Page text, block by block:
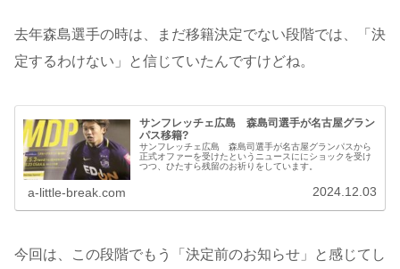
去年森島選手の時は、まだ移籍決定でない段階では、「決
定するわけない」と信じていたんですけどね。
サンフレッチェ広島 森島司選手が名古屋グラン
パス移籍?
サンフレッチェ広島 森島司選手が名古屋グランパスから
正式オファーを受けたというニュースににショックを受け
つつ、ひたすら残留のお祈りをしています。
a-little-break.com 2024.12.03
今回は、この段階でもう「決定前のお知らせ」と感じてし